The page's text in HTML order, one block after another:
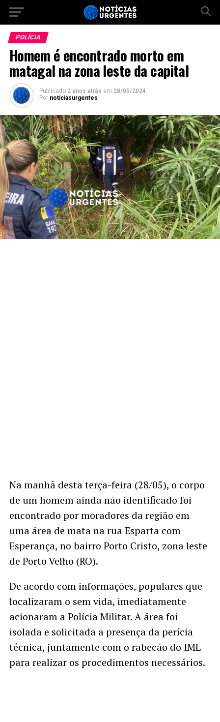
POLÍCIA
Homem é encontrado morto em
matagal na zona leste da capital
Publicado 2 anos atrás em 28/05/2024
Por noticiasurgentes
Na manhã desta terça-feira (28/05), o corpo
de um homem ainda não identificado foi
encontrado por moradores da região em
uma área de mata na rua Esparta com
Esperança, no bairro Porto Cristo, zona leste
de Porto Velho (RO).
De acordo com informações, populares que
localizaram o sem vida, imediatamente
acionaram a Polícia Militar. A área foi
isolada e solicitada a presença da perícia
técnica, juntamente com o rabecão do IML
para realizar os procedimentos necessários.